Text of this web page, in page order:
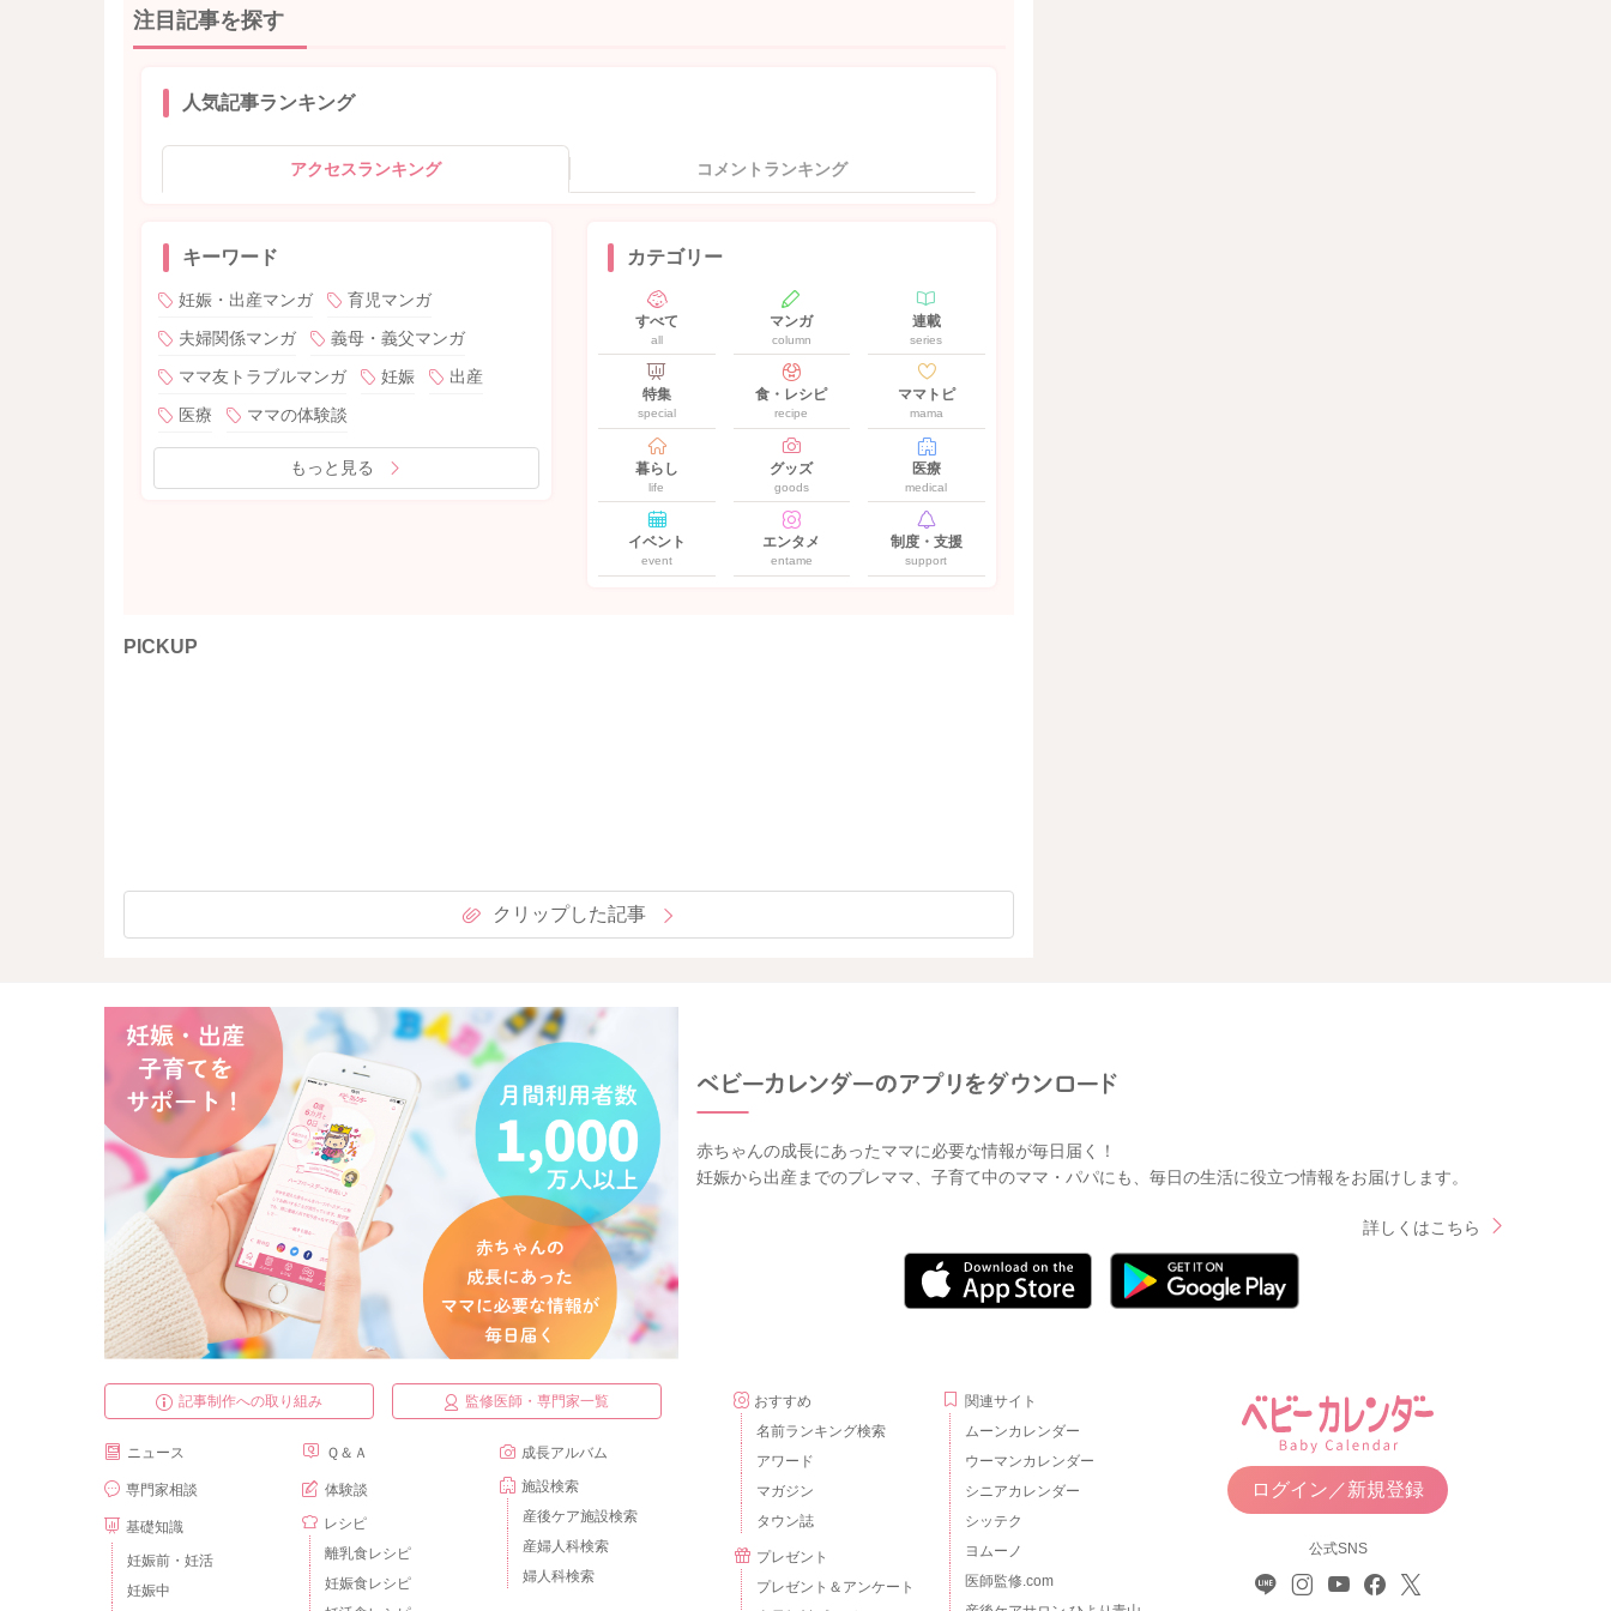
注目記事を探す
人気記事ランキング
アクセスランキング コメントランキング
キーワード
妊娠・出産マンガ
育児マンガ
夫婦関係マンガ
義母・義父マンガ
ママ友トラブルマンガ
妊娠
出産
医療
ママの体験談
もっと見る
カテゴリー
すべて
all
マンガ
column
連載
series
特集
special
食・レシピ
recipe
ママトピ
mama
暮らし
life
グッズ
goods
医療
medical
イベント
event
エンタメ
entame
制度・支援
support
PICKUP
クリップした記事
赤ちゃんの成長にあったママに必要な情報が毎日届く！
妊娠から出産までのプレママ、子育て中のママ・パパにも、毎日の生活に役立つ情報をお届けします。
詳しくはこちら
記事制作への取り組み 監修医師・専門家一覧
ニュース
専門家相談
基礎知識
妊娠前・妊活
妊娠中
Ｑ＆Ａ
体験談
レシピ
離乳食レシピ
妊娠食レシピ
成長アルバム
施設検索
産後ケア施設検索
産婦人科検索
婦人科検索
おすすめ
名前ランキング検索
アワード
マガジン
タウン誌
プレゼント
プレゼント＆アンケート
関連サイト
ムーンカレンダー
ウーマンカレンダー
シニアカレンダー
シッテク
ヨムーノ
医師監修.com
ログイン／新規登録
公式SNS